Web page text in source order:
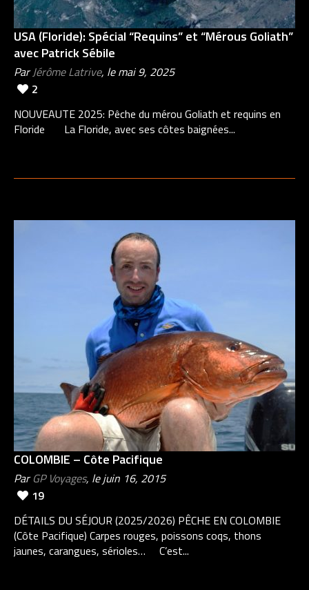
USA (Floride): Spécial “Requins” et “Mérous Goliath”
avec Patrick Sébile
ParJérôme Latrive, le mai 9, 2025
2
NOUVEAUTE 2025: Pêche du mérou Goliath et requins en
Floride La Floride, avec ses côtes baignées...
COLOMBIE – Côte Pacifique
ParGP Voyages, le juin 16, 2015
19
DÉTAILS DU SÉJOUR (2025/2026) PÊCHE EN COLOMBIE
(Côte Pacifique) Carpes rouges, poissons coqs, thons
jaunes, carangues, sérioles… C’est...